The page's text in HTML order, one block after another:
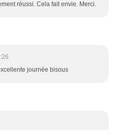
réussi. Cela fait envie. Merci.
journée bisous